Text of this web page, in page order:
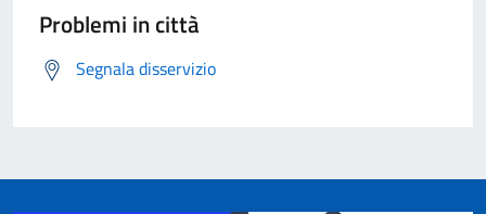
Problemi in città
Segnala disservizio